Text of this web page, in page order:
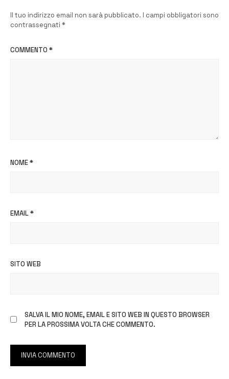
Il tuo indirizzo email non sarà pubblicato. I campi obbligatori sono
contrassegnati *
COMMENTO *
NOME*
EMAIL*
SITO WEB
SALVA IL MIO NOME, EMAIL E SITO WEB IN QUESTO BROWSER
PER LA PROSSIMA VOLTA CHE COMMENTO.